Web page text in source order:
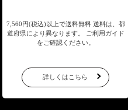
7,560円(税込)以上で送料無料送料は、都
道府県により異なります。
ご利用ガイド
をご確認ください。
詳しくはこちら